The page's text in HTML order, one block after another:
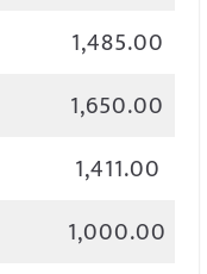
1,485.00
1,650.00
1,411.00
1,000.00